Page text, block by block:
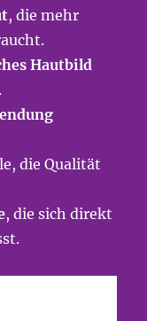
, die mehr
Hautbild
die Qualität
, die sich direkt